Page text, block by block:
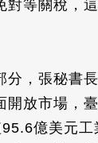
對等關稅，
分，張秘書
開放市場，
億美元工